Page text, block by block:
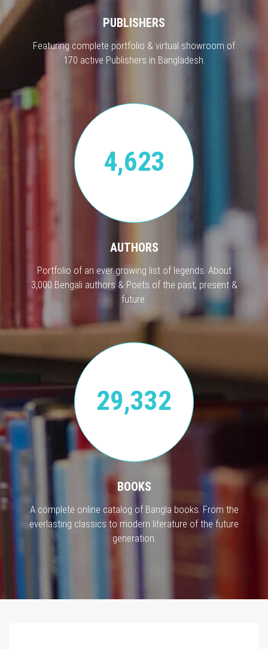
PUBLISHERS
Featuring complete portfolio & virtual showroom of
170 active Publishers in Bangladesh.
4,623
AUTHORS
Portfolio of an ever growing list of legends. About
3,000 Bengali authors & Poets of the past, present &
future.
29,332
BOOKS
A complete online catalog of Bangla books. From the
everlasting classics to modern literature of the future
generation.